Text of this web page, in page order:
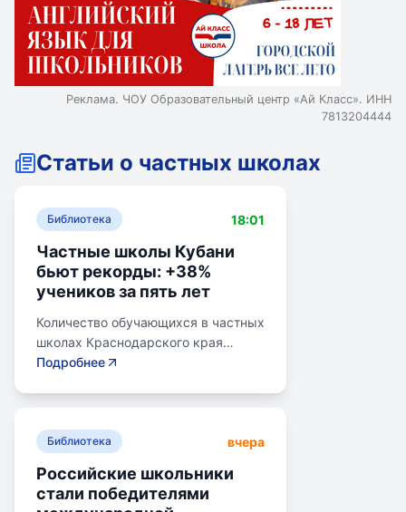
Реклама. ЧОУ Образовательный центр «Ай Класс». ИНН
7813204444
Статьи о частных школах
Библиотека 18:01
Частные школы Кубани
бьют рекорды: +38%
учеников за пять лет
Количество обучающихся в частных
школах Краснодарского края
выросло на 38% за последние пять
детей. Рост популярности частного
качеством услуг, индивидуальным
подходом и современными
Подробнее
Библиотека вчера
Российские школьники
стали победителями